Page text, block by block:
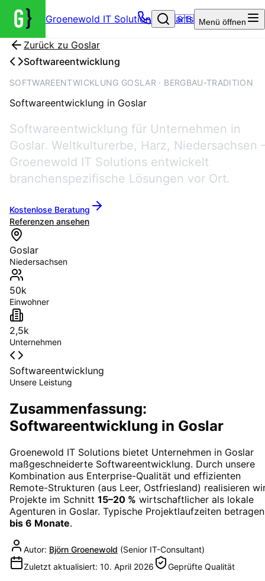
Groenewold IT Solutions – Startseite
🇬🇧 Menü öffnen
Zurück zu Goslar
Softwareentwicklung
SOFTWAREENTWICKLUNG GOSLAR · BERGBAU-TRADITION
Softwareentwicklung in Goslar
Softwareentwicklung für Unternehmen in
Goslar. Weltkulturerbe, Harz, Niedersachsen
Groenewold IT Solutions entwickelt
branchenspezifische Lösungen vor Ort.
Kostenlose Beratung
Referenzen ansehen
Goslar
Niedersachsen
50k
Einwohner
2,5k
Unternehmen
Softwareentwicklung
Unsere Leistung
Zusammenfassung:
Softwareentwicklung in Goslar
Groenewold IT Solutions bietet Unternehmen in Goslar
maßgeschneiderte Softwareentwicklung. Durch unsere
Kombination aus Enterprise-Qualität und effizienten
Remote-Strukturen (aus Leer, Ostfriesland) realisieren
Projekte im Schnitt 15–20 % wirtschaftlicher als lokale
Agenturen in Goslar. Typische Projektlaufzeiten
bis 6 Monate.
Autor: Björn Groenewold (Senior IT-Consultant)
Zuletzt aktualisiert: 10. April 2026 Geprüfte Qualität